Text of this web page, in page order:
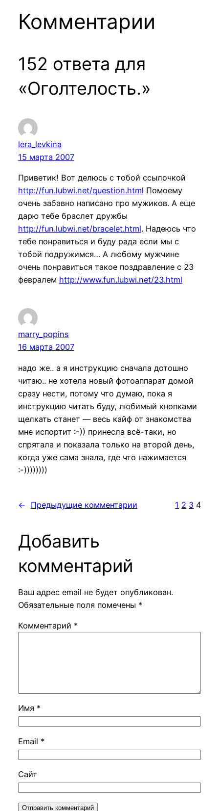
Комментарии
152 ответа для
«Оголтелость.»
lera_levkina
15 марта 2007
Приветик! Вот делюсь с тобой ссылочкой
http://fun.lubwi.net/question.html Помоему
очень забавно написано про мужиков. А еще
дарю тебе браслет дружбы
http://fun.lubwi.net/bracelet.html. Надеюсь что
тебе понравиться и буду рада если мы с
тобой подружимся… А любому мужчине
очень понравиться такое поздравление с 23
февралем http://www.fun.lubwi.net/23.html
marry_popins
16 марта 2007
надо же.. а я инструкцию сначала дотошно
читаю.. не хотела новый фотоаппарат домой
сразу нести, потому что думаю, пока я
инструкцию читать буду, любимый кнопками
щелкать станет — весь кайф от знакомства
мне испортит :-)) принесла всё-таки, но
спрятала и показала только на второй день,
когда уже сама знала, где что нажимается
:-))))))))
← Предыдущие комментарии 1 2 3 4
Добавить
комментарий
Ваш адрес email не будет опубликован.
Обязательные поля помечены *
Комментарий *
Имя *
Email *
Сайт